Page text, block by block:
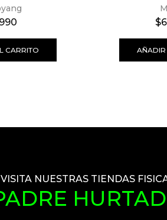
CARRITO
$
VISITA NUESTRAS TIENDAS